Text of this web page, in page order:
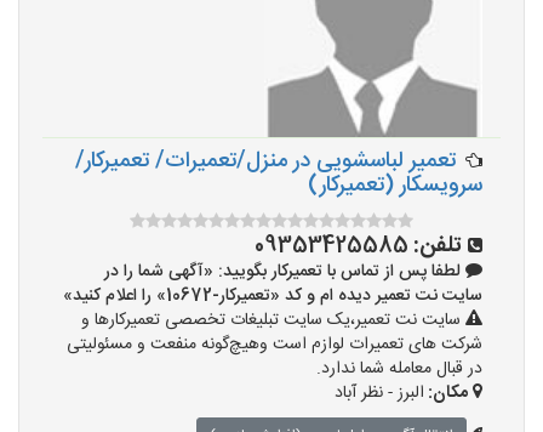
تعمیر لباسشویی در منزل/تعمیرات/ تعمیرکار/
سرویسکار (تعمیرکار)
تلفن: 09353425585
لطفا پس از تماس با تعمیرکار بگویید: «آگهی شما را در
سایت نت تعمیر دیده ام و کد «تعمیرکار-10672» را اعلام کنید»
سایت نت تعمیر،یک سایت تبلیغات تخصصی تعمیرکارها و
شرکت های تعمیرات لوازم است وهیچ‌گونه منفعت و مسئولیتی
در قبال معامله شما ندارد.
مکان: البرز - نظر آباد